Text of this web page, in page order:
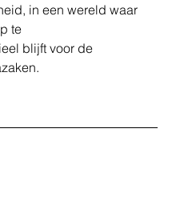
in een wereld waar
te
blijft voor de